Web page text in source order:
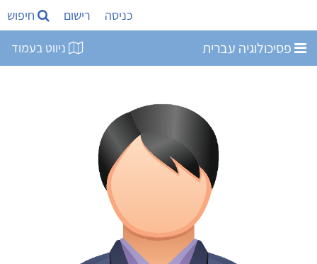
כניסה רישום חיפוש
פסיכולוגיה עברית ניווט בעמוד